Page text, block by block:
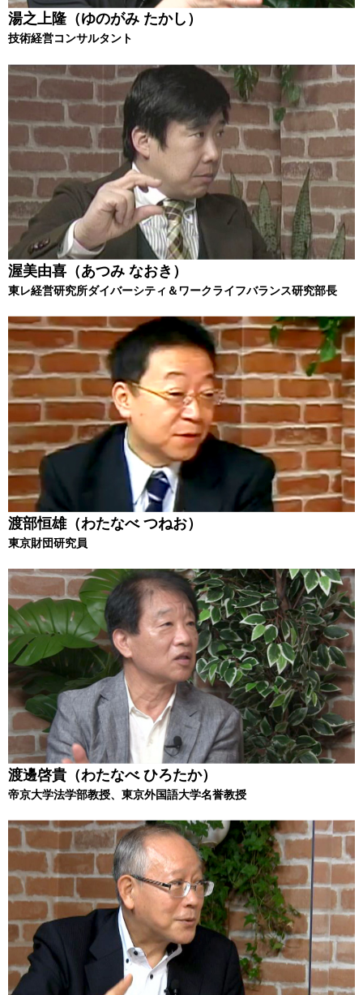
湯之上隆（ゆのがみ たかし）
技術経営コンサルタント
渥美由喜（あつみ なおき）
東レ経営研究所ダイバーシティ＆ワークライフバランス研究部長
渡部恒雄（わたなべ つねお）
東京財団研究員
渡邊啓貴（わたなべ ひろたか）
帝京大学法学部教授、東京外国語大学名誉教授